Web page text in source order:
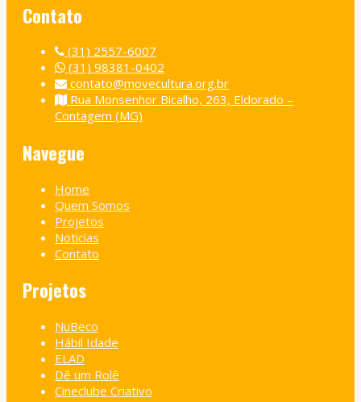
Contato
(31) 2557-6007
(31) 98381-0402
contato@movecultura.org.br
Rua Monsenhor Bicalho, 263, Eldorado –
Contagem (MG)
Navegue
Home
Quem Somos
Projetos
Noticias
Contato
Projetos
NuBeco
Hábil Idade
ELAD
Dê um Rolê
Cineclube Criativo